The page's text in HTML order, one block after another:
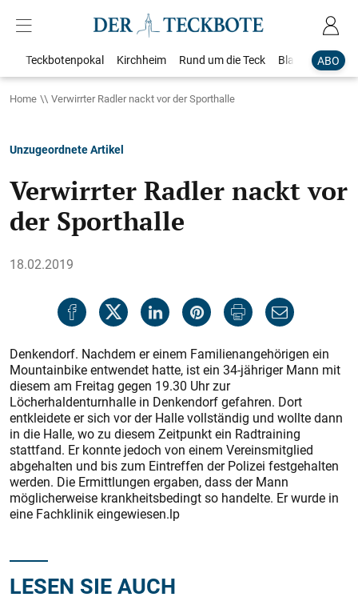
ABO
Teckbotenpokal Kirchheim Rund um die Teck Blaulicht
Home Verwirrter Radler nackt vor der Sporthalle
Unzugeordnete Artikel
Verwirrter Radler nackt vor
der Sporthalle
18.02.2019
Denkendorf. Nachdem er einem Familienangehörigen ein
Mountainbike entwendet hatte, ist ein 34-jähriger Mann mit
diesem am Freitag gegen 19.30 Uhr zur
Löcherhaldenturnhalle in Denkendorf gefahren. Dort
entkleidete er sich vor der Halle vollständig und wollte dann
in die Halle, wo zu diesem Zeitpunkt ein Radtraining
stattfand. Er konnte jedoch von einem Vereinsmitglied
abgehalten und bis zum Eintreffen der Polizei festgehalten
werden. Die Ermittlungen ergaben, dass der Mann
möglicherweise krankheitsbedingt so handelte. Er wurde in
eine Fachklinik eingewiesen.lp
LESEN SIE AUCH